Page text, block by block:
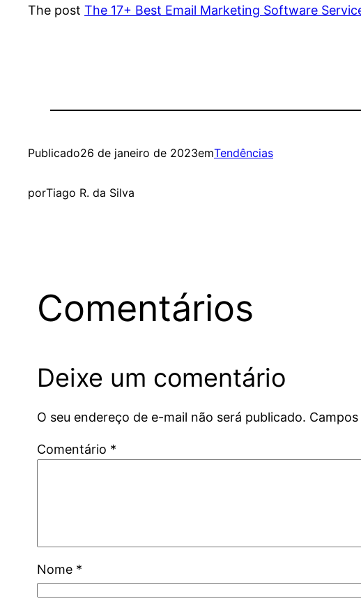
The post The 17+ Best Email Marketing Software
Publicado26 de janeiro de 2023emTendências
porTiago R. da Silva
Comentários
Deixe um comentário
O seu endereço de e-mail não será publicado.
Comentário *
Nome *